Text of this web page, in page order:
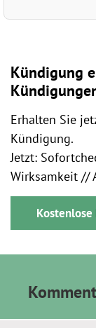
Kündigung
Erhalten Sie
Kündigung.
Jetzt:
Wirksamkeit //